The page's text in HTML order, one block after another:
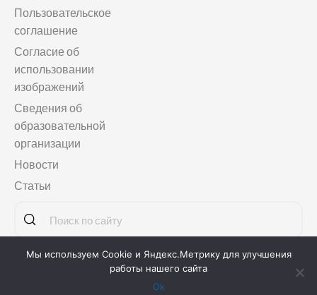
Пользовательское
соглашение
Согласие об
использовании
изображений
Сведения об
образовательной
организации
Новости
Статьи
Copyright © 2011-2026Языковая школа «МАГЕЛЛАНСКУЛ»
Мы используем Cookie и Яндекс.Метрику для улучшения
работы нашего сайта
Ok